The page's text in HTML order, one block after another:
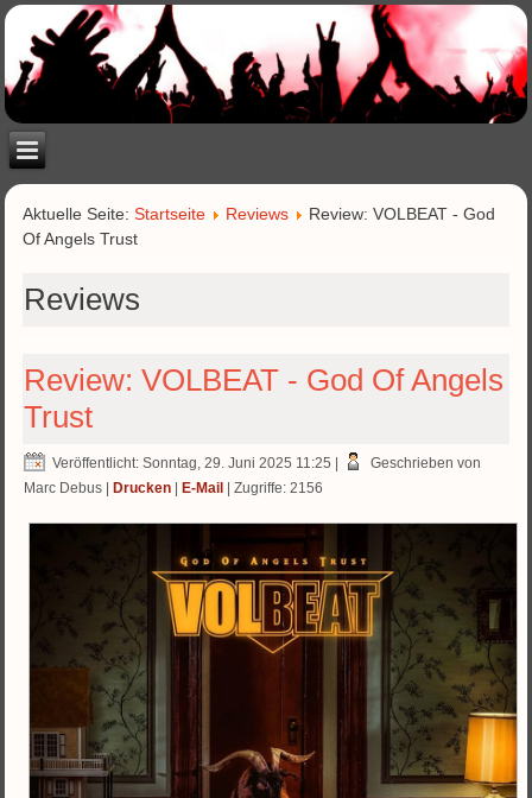
Aktuelle Seite:Startseite Reviews
Review: VOLBEAT - God
Of Angels Trust
Reviews
Review: VOLBEAT - God Of Angels
Trust
Veröffentlicht: Sonntag, 29. Juni 2025 11:25
Geschrieben von
Marc Debus
Drucken E-Mail | Zugriffe: 2156